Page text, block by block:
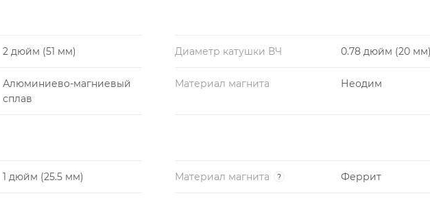
2 дюйм (51 мм) Диаметр катушки ВЧ 0.78 дюйм (20
Алюминиево-магниевый
сплав
Материал магнита Неодим
1 дюйм (25.5 мм) Материал магнита ? Феррит